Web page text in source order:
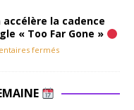
la cadence
« Too Far Gone »
fermés